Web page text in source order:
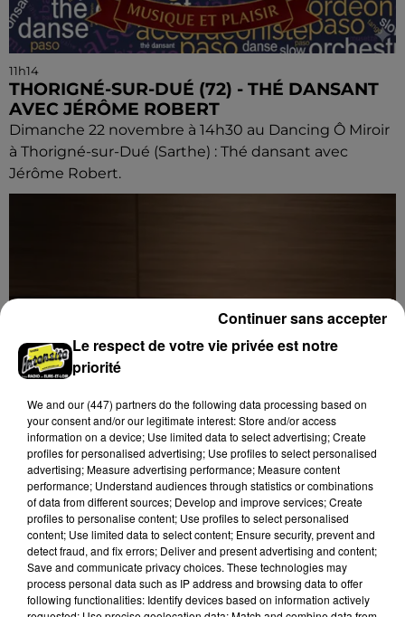
11h14
THORIGNÉ-SUR-DUÉ (72) - THÉ DANSANT
AVEC JÉRÔME ROBERT
Dimanche 22 novembre à 14h30 au Dancing Ô Miroir
à Thorigné-sur-Dué (Sarthe) : Thé dansant avec
Jérôme Robert.
11h12
LUISANT - INITIATION AU JEU D’ÉCHECS
Mercredi 9 septembre de 14h00 à 17h00 à la
médiathèque La Pléaide de Luisant : Initiation au jeu
d'échecs. Gratuit. Sans inscription.
Le respect de votre vie privée est notre
priorité
We and our (447) partnersdo the following data processing based on
your consent and/or our legitimate interest: Store and/or access
information on a device; Use limited data to select advertising; Create
profiles for personalised advertising; Use profiles to select personalised
advertising; Measure advertising performance; Measure content
performance; Understand audiences through statistics or combinations
of data from different sources; Develop and improve services; Create
profiles to personalise content; Use profiles to select personalised
content; Use limited data to select content; Ensure security, prevent and
detect fraud, and fix errors; Deliver and present advertising and content;
Save and communicate privacy choices. These technologies may
process personal data such as IP address and browsing data to offer
following functionalities: Identify devices based on information actively
Continuer sans accepter